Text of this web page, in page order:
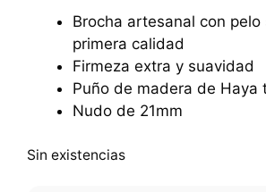
Brocha artesanal con
primera calidad
Firmeza extra y suavidad
Puño de madera de Haya
Nudo de 21mm
Sin existencias